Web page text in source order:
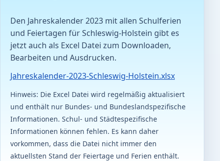
Den Jahreskalender 2023 mit allen Schulferien
und Feiertagen für Schleswig-Holstein gibt es
jetzt auch als Excel Datei zum Downloaden,
Bearbeiten und Ausdrucken.
Jahreskalender-2023-Schleswig-Holstein.xlsx
Hinweis: Die Excel Datei wird regelmäßig aktualisiert
und enthält nur Bundes- und Bundeslandspezifische
Informationen. Schul- und Städtespezifische
Informationen können fehlen. Es kann daher
vorkommen, dass die Datei nicht immer den
aktuellsten Stand der Feiertage und Ferien enthält.